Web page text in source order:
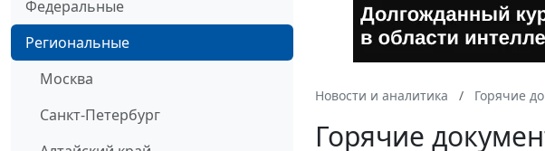
Федеральные
Региональные
Москва
Санкт-Петербург
Новости и аналитика Горячие
Горячие